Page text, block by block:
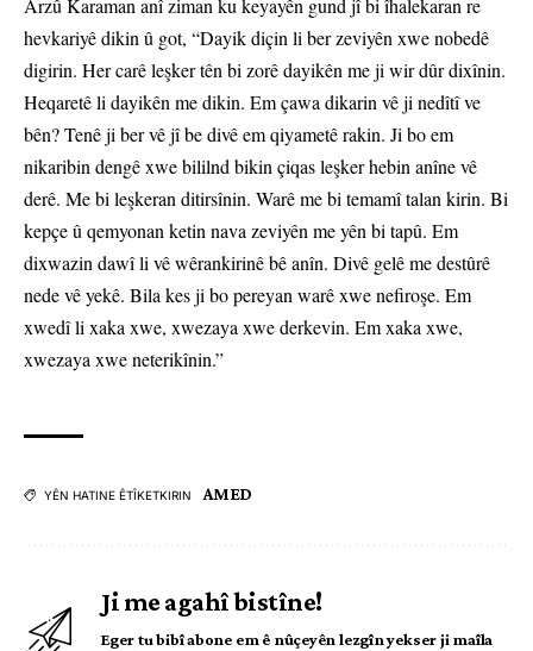
Arzû Karaman anî ziman ku keyayên gund jî bi îhalekaran re
hevkariyê dikin û got, “Dayik diçin li ber zeviyên xwe nobedê
digirin. Her carê leşker tên bi zorê dayikên me ji wir dûr dixînin.
Heqaretê li dayikên me dikin. Em çawa dikarin vê ji nedîtî ve
bên? Tenê ji ber vê jî be divê em qiyametê rakin. Ji bo em
nikaribin dengê xwe bililnd bikin çiqas leşker hebin anîne vê
derê. Me bi leşkeran ditirsînin. Warê me bi temamî talan kirin. Bi
kepçe û qemyonan ketin nava zeviyên me yên bi tapû. Em
dixwazin dawî li vê wêrankirinê bê anîn. Divê gelê me destûrê
nede vê yekê. Bila kes ji bo pereyan warê xwe nefiroşe. Em
xwedî li xaka xwe, xwezaya xwe derkevin. Em xaka xwe,
xwezaya xwe neterikînin.”
YÊN HATINE ÊTÎKETKIRIN AMED
Ji me agahî bistîne!
Eger tu bibî abone em ê nûçeyên lezgîn yekser ji maîla